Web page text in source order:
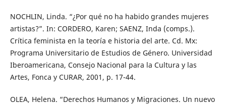
NOCHLIN, Linda. “¿Por qué no ha habido grandes mujeres
artistas?”. In: CORDERO, Karen; SAENZ, Inda (comps.).
Crítica feminista en la teoría e historia del arte. Cd. Mx:
Programa Universitario de Estudios de Género. Universidad
Iberoamericana, Consejo Nacional para la Cultura y las
Artes, Fonca y CURAR, 2001, p. 17-44.
OLEA, Helena. “Derechos Humanos y Migraciones. Un nuevo